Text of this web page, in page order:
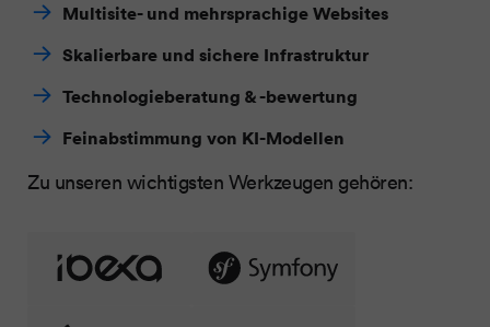
Multisite- und mehrsprachige Websites
Skalierbare und sichere Infrastruktur
Technologieberatung & -bewertung
Feinabstimmung von KI-Modellen
Zu unseren wichtigsten Werkzeugen gehören: